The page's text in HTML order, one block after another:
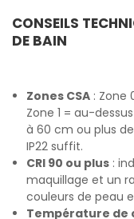
CONSEILS
DE BAIN
Zones CSA : Zone
Zone 1 = au-
à 60 cm ou plus
IP22 suffit.
CRI 90 ou plus :
maquillage et un
couleurs de peau
Température de